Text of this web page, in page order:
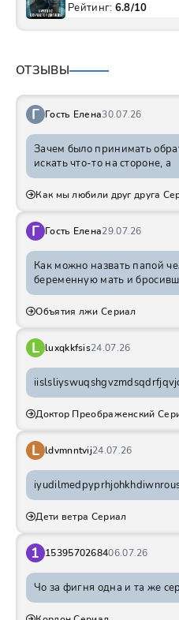
Рейтинг: 6.8/10
ОТЗЫВЫ
Г Гость Елена30.07.26
Зачем было принимать
искать что-то на стороне, а
Как мы любили друг друга
Г Гость Елена29.07.26
Как можно назвать папой
беременную мать и
Объятия лжи Сериал
L luxqkkfsis24.07.26
Доктор Преображенский
L ldvmnntvij24.07.26
Дети ветра Сериал
1 1539570268406.07.26
Чо за фигня одна и та же